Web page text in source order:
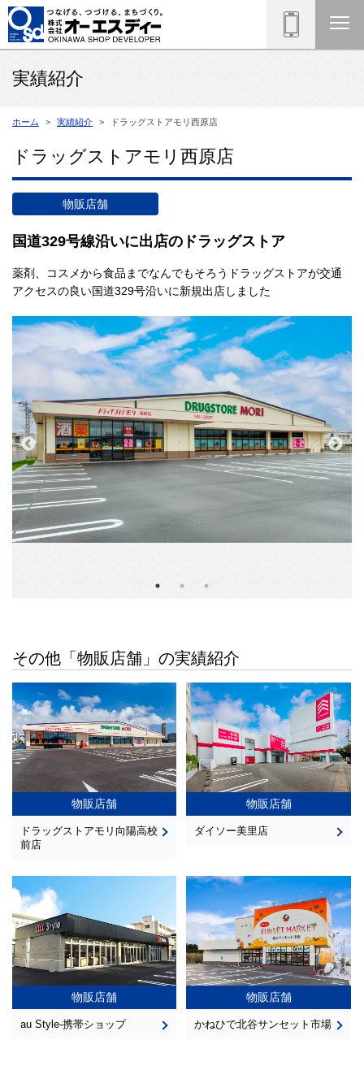
実績紹介
ホーム 実績紹介 ドラッグストアモリ西原店
ドラッグストアモリ西原店
物販店舗
国道329号線沿いに出店のドラッグストア
薬剤、コスメから食品までなんでもそろうドラッグストアが交通
アクセスの良い国道329号沿いに新規出店しました
その他「物販店舗」の実績紹介
物販店舗
ドラッグストアモリ向陽高校
前店
物販店舗
ダイソー美里店
物販店舗
au Style-携帯ショップ
物販店舗
かねひで北谷サンセット市場